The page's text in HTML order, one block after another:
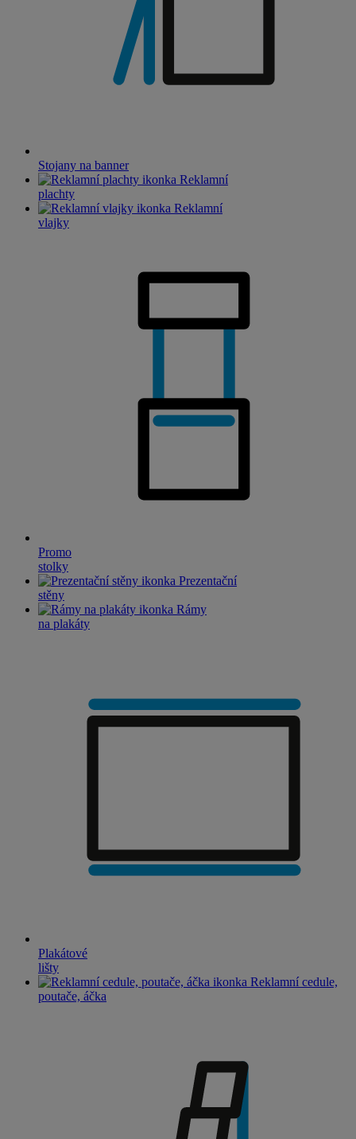
Stojany na banner
Reklamní
plachty
Reklamní
vlajky
Promo
stolky
Prezentační
stěny
Rámy
na plakáty
Plakátové
lišty
Reklamní cedule,
poutače, áčka